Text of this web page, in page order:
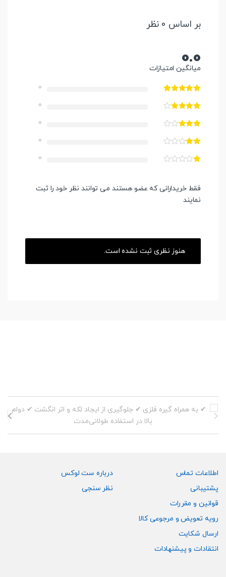
بر اساس 0 نظر
0.0
میانگین امتیازات
0
0
0
0
0
فقط خریدارانی که عضو هستند می توانند نظر خود را ثبت
نمایند
هنوز نظری ثبت نشده است.
اطلاعات تماس
پشتیبانی
قوانین و مقررات
رویه تعویض و مرجوعی کالا
ارسال شکایت
انتقادات و پیشنهادات
درباره ست لوکس
نظر سنجی